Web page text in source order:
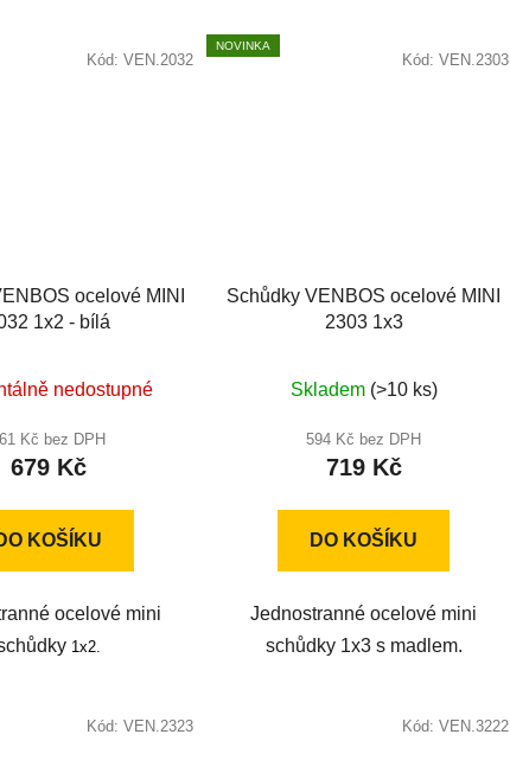
ocelové MINI
1x2 - bílá
hodnocení
produktu
je
z
nedostupné
Kč bez DPH
679 Kč
KOŠÍKU
ocelové mini
1x2.
Kód: VEN.2032
NOVINKA
Schůdky VENBOS ocelové MINI
2303 1x3
Skladem (>10 ks)
594 Kč bez DPH
719 Kč
DO KOŠÍKU
Jednostranné ocelové mini
schůdky 1x3 s madlem.
Kód: VEN.2303
Kód: VEN.2323 Kód: VEN.3222